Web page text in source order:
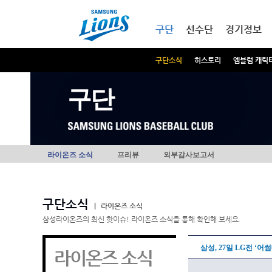
구단
구단소식 히스토리 엠블럼 캐릭
선수단 경기정보
구단
라이온즈 소식 프리뷰 외부감사보고서
구단소식
라이온즈 소식
삼성라이온즈의 최신 핫이슈! 라이온즈 소식을 통해 확인해 보세요.
라이온즈 소식 삼성, 27일 LG전 ‘어